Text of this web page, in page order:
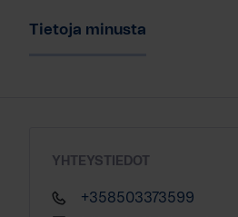
Tietoja minusta
YHTEYSTIEDOT
+358503373599